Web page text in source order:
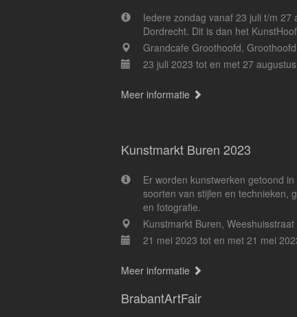
Iedere zondag vanaf 23 juli t/m
Dordrecht. Dit is dan het
Grandcafe Groothoofd,
23 juli 2023 tot en met 27
Meer informatie
Kunstmarkt Buren 2023
Er worden kunstwerken getoond
soorten van stijlen en technieken,
en fotografie.
Kunstmarkt Buren,
21 mei 2023 tot en met 21 mei
Meer informatie
BrabantArtFair